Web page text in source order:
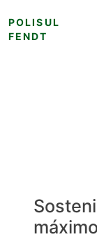
Skip
to
POLISUL
FENDT